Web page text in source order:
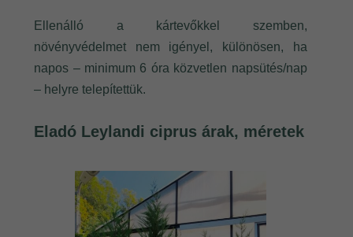
Ellenálló a kártevőkkel szemben,
növényvédelmet nem igényel, különösen, ha
napos – minimum 6 óra közvetlen napsütés/nap
– helyre telepítettük.
Eladó Leylandi ciprus árak, méretek